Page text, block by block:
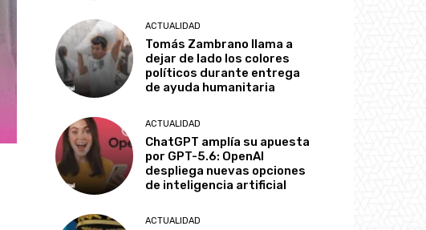
ACTUALIDAD
Tomás Zambrano llama a
dejar de lado los colores
políticos durante entrega
de ayuda humanitaria
ACTUALIDAD
ChatGPT amplía su apuesta
por GPT-5.6: OpenAI
despliega nuevas opciones
de inteligencia artificial
ACTUALIDAD